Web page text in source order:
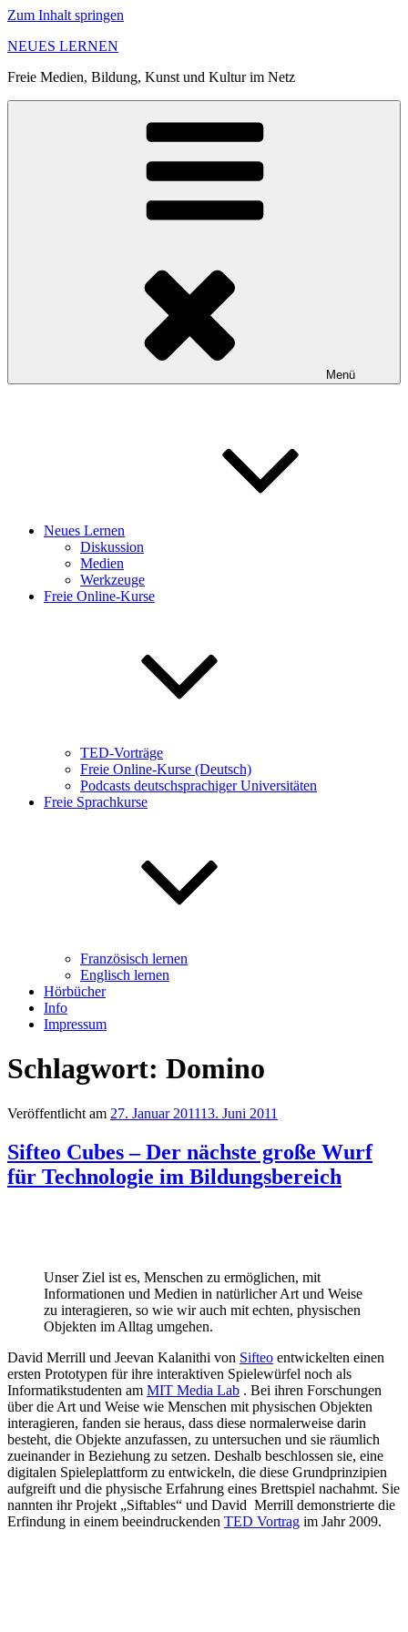
Zum Inhalt springen
NEUES LERNEN
Freie Medien, Bildung, Kunst und Kultur im Netz
Menü
Neues Lernen
Diskussion
Medien
Werkzeuge
Freie Online-Kurse
TED-Vorträge
Freie Online-Kurse (Deutsch)
Podcasts deutschsprachiger Universitäten
Freie Sprachkurse
Französisch lernen
Englisch lernen
Hörbücher
Info
Impressum
Schlagwort: Domino
Veröffentlicht am 27. Januar 201113. Juni 2011
Sifteo Cubes – Der nächste große Wurf
für Technologie im Bildungsbereich
Unser Ziel ist es, Menschen zu ermöglichen, mit
Informationen und Medien in natürlicher Art und Weise
zu interagieren, so wie wir auch mit echten, physischen
Objekten im Alltag umgehen.
David Merrill und Jeevan Kalanithi von Sifteo entwickelten einen
ersten Prototypen für ihre interaktiven Spielewürfel noch als
Informatikstudenten am MIT Media Lab . Bei ihren Forschungen
über die Art und Weise wie Menschen mit physischen Objekten
interagieren, fanden sie heraus, dass diese normalerweise darin
besteht, die Objekte anzufassen, zu untersuchen und sie räumlich
zueinander in Beziehung zu setzen. Deshalb beschlossen sie, eine
digitalen Spieleplattform zu entwickeln, die diese Grundprinzipien
aufgreift und die physische Erfahrung eines Brettspiel nachahmt. Sie
nannten ihr Projekt „Siftables“ und David Merrill demonstrierte die
Erfindung in einem beeindruckenden TED Vortrag im Jahr 2009.